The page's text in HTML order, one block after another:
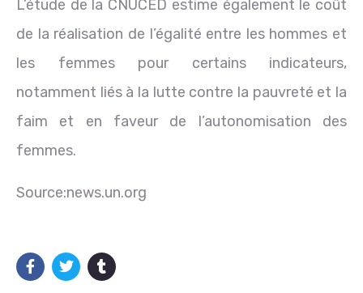
L’étude de la CNUCED estime également le coût
de la réalisation de l’égalité entre les hommes et
les femmes pour certains indicateurs,
notamment liés à la lutte contre la pauvreté et la
faim et en faveur de l’autonomisation des
femmes.
Source:news.un.org